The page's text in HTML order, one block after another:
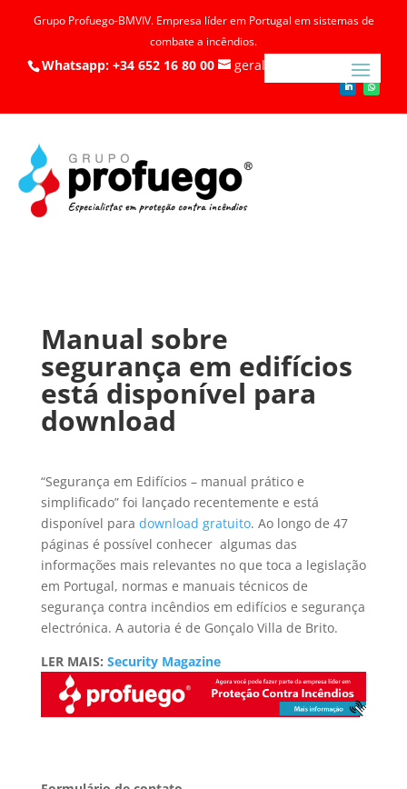
Grupo Profuego-BMVIV. Empresa líder em Portugal em sistemas de
combate a incêndios.
Whatsapp: +34 652 16 80 00 geral@profuego.pt
Manual sobre
segurança em edifícios
está disponível para
download
“Segurança em Edifícios – manual prático e
simplificado” foi lançado recentemente e está
disponível para download gratuito. Ao longo de 47
páginas é possível conhecer algumas das
informações mais relevantes no que toca a legislação
em Portugal, normas e manuais técnicos de
segurança contra incêndios em edifícios e segurança
electrónica. A autoria é de Gonçalo Villa de Brito.
LER MAIS: Security Magazine